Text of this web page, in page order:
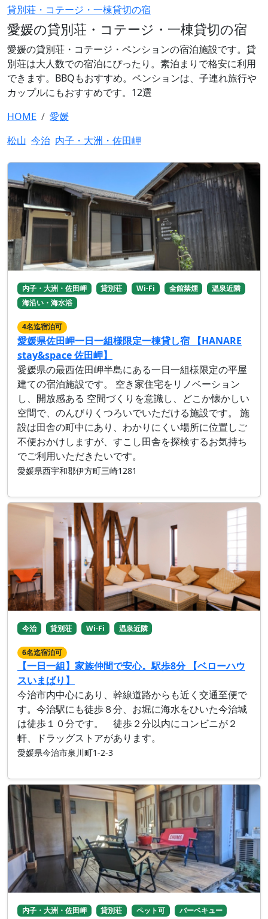
貸別荘・コテージ・一棟貸切の宿
愛媛の貸別荘・コテージ・一棟貸切の宿
愛媛の貸別荘・コテージ・ペンションの宿泊施設です。貸
別荘は大人数での宿泊にぴったり。素泊まりで格安に利用
できます。BBQもおすすめ。ペンションは、子連れ旅行や
カップルにもおすすめです。12選
HOME
愛媛
松山 今治 内子・大洲・佐田岬
内子・大洲・佐田岬 貸別荘 Wi-Fi 全館禁煙
温泉近隣
海沿い・海水浴
4名迄宿泊可
愛媛県佐田岬一日一組様限定一棟貸し宿 【HANARE
stay&space 佐田岬】
愛媛県の最西佐田岬半島にある一日一組様限定の平屋
建ての宿泊施設です。 空き家住宅をリノベーション
し、開放感ある 空間づくりを意識し、どこか懐かしい
空間で、のんびりくつろいでいただける施設です。 施
設は田舎の町中にあり、わかりにくい場所に位置しご
不便おかけしますが、すこし田舎を探検するお気持ち
でご利用いただきたいです。
愛媛県西宇和郡伊方町三崎1281
今治 貸別荘 Wi-Fi 温泉近隣
6名迄宿泊可
【一日一組】家族仲間で安心。駅歩8分 【ベローハウ
スいまばり】
今治市内中心にあり、幹線道路からも近く交通至便で
す。今治駅にも徒歩８分、お堀に海水をひいた今治城
は徒歩１０分です。 徒歩２分以内にコンビニが２
軒、ドラッグストアがあります。
愛媛県今治市泉川町1-2-3
内子・大洲・佐田岬 貸別荘 ペット可
バーベキュー